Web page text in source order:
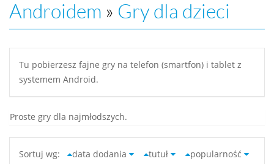
Androidem » Gry dla dzieci
Tu pobierzesz fajne gry na telefon (smartfon) i tablet z
systemem Android.
Proste gry dla najmłodszych.
Sortuj wg: data dodania tutuł popularność